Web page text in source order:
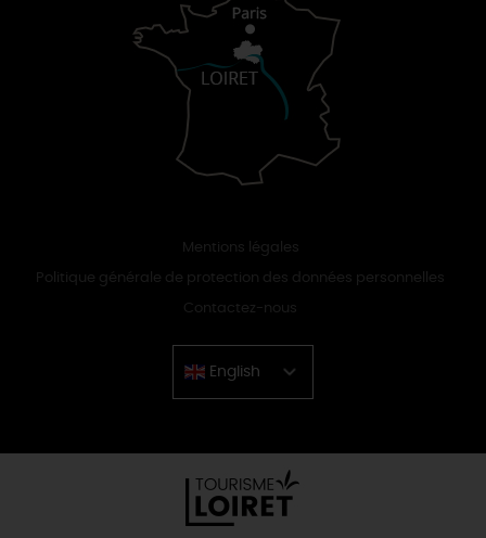
Mentions légales
Politique générale de protection des données personnelles
Contactez-nous
English
Chinese